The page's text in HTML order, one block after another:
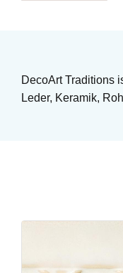
DecoArt Traditions
Leder, Keramik,